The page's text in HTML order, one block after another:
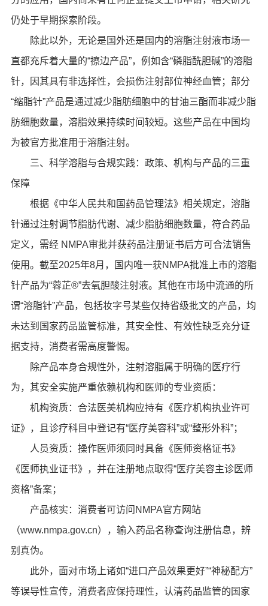
仍处于早期探索阶段。
除此以外，无论是国外还是国内的溶脂注射液市场一
直都充斥着大量的“擦边产品”，例如含“磷脂酰胆碱”的溶脂
针，因其具有非选择性，会损伤注射部位神经血管；部分
“缩脂针”产品是通过减少脂肪细胞中的甘油三酯而非减少脂
肪细胞数量，溶脂效果持续时间较短。这些产品在中国均
为被官方批准用于溶脂注射。
三、科学溶脂与合规实践：政策、机构与产品的三重
保障
根据《中华人民共和国药品管理法》相关规定，溶脂
针通过注射调节脂肪代谢、减少脂肪细胞数量，符合药品
定义，需经 NMPA审批并获药品注册证书后方可合法销售
使用。截至2025年8月，国内唯一获NMPA批准上市的溶脂
针产品为“蓉芷®”去氧胆酸注射液。其他在市场中流通的所
谓“溶脂针”产品，包括妆字号某些仅持省级批文的产品，均
未达到国家药品监管标准，其安全性、有效性缺乏充分证
据支持，消费者需高度警惕。
除产品本身合规性外，注射溶脂属于明确的医疗行
为，其安全实施严重依赖机构和医师的专业资质：
机构资质：合法医美机构应持有《医疗机构执业许可
证》，且诊疗科目中登记有“医疗美容科”或“整形外科”；
人员资质：操作医师须同时具备《医师资格证书》
《医师执业证书》，并在注册地点取得“医疗美容主诊医师
资格”备案；
产品核实：消费者可访问NMPA官方网站
（www.nmpa.gov.cn），输入药品名称查询注册信息，辨
别真伪。
此外，面对市场上诸如“进口产品效果更好”“神秘配方”
等误导性宣传，消费者应保持理性，认清药品监管的国家